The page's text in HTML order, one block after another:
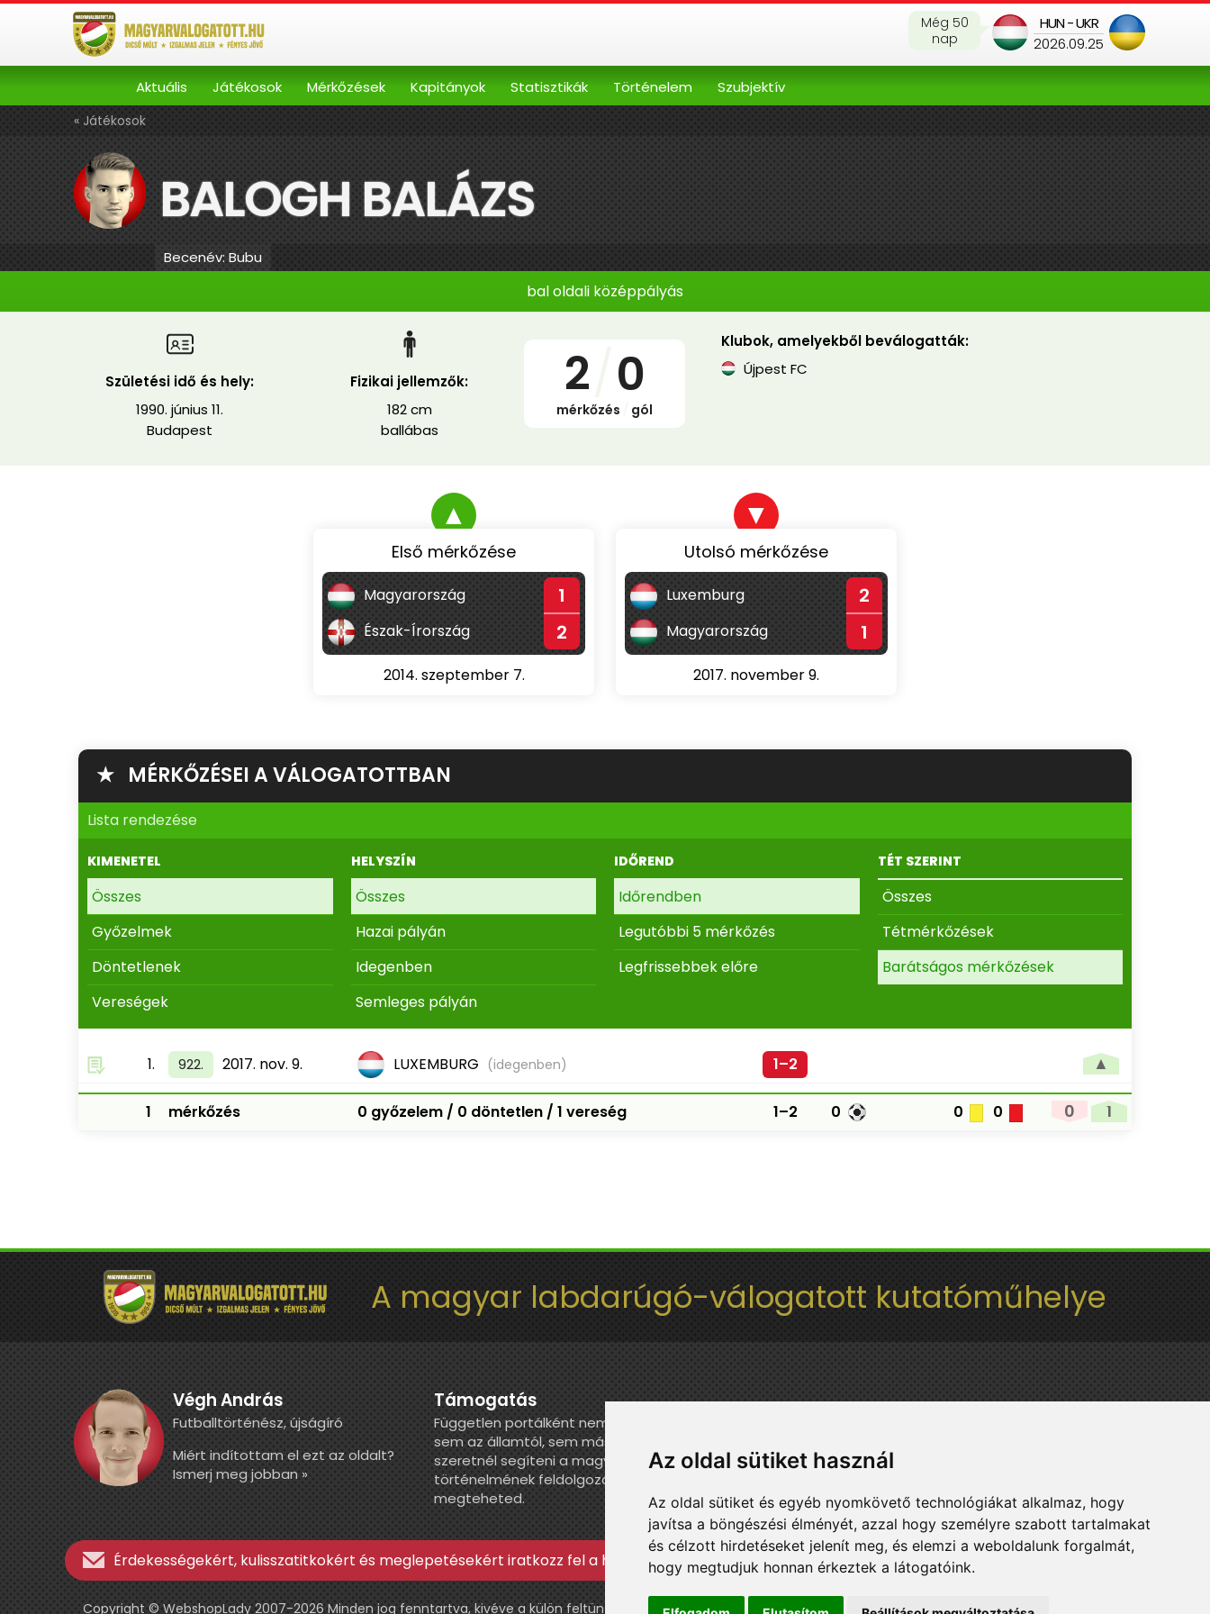
Az oldal sütiket használ
Az oldal sütiket és egyéb nyomkövető technológiákat alkalmaz, hogy
javítsa a böngészési élményét, azzal hogy személyre szabott tartalmakat
és célzott hirdetéseket jelenít meg, és elemzi a weboldalunk forgalmát,
hogy megtudjuk honnan érkeztek a látogatóink.
HUN - UKR
2026.09.25
Még 50
nap
Aktuális Játékosok Mérkőzések Kapitányok Statisztikák Történelem Szubjektív
« Játékosok
BALOGH BALÁZS
Becenév: Bubu
bal oldali középpályás
Születési idő és hely:
1990. június 11.
Budapest
Fizikai jellemzők:
182 cm
ballábas
2 0
mérkőzés gól
Klubok, amelyekből beválogatták:
Újpest FC
▲
Első mérkőzése
Magyarország 1
Észak-Írország 2
2014. szeptember 7.
▼
Utolsó mérkőzése
Luxemburg 2
Magyarország 1
2017. november 9.
★ MÉRKŐZÉSEI A VÁLOGATOTTBAN
Lista rendezése
KIMENETEL
Összes
Győzelmek
Döntetlenek
Vereségek
HELYSZÍN
Összes
Hazai pályán
Idegenben
Semleges pályán
IDŐREND
Időrendben
Legutóbbi 5 mérkőzés
Legfrissebbek előre
TÉT SZERINT
Összes
Tétmérkőzések
Barátságos mérkőzések
1. 922. 2017. nov. 9. LUXEMBURG (idegenben) 1–2 ▲
1 mérkőzés 0 győzelem / 0 döntetlen / 1 vereség 1–2 0 0 0 0 1
A magyar labdarúgó-válogatott kutatóműhelye
Végh András
Futballtörténész, újságíró
Miért indítottam el ezt az oldalt?
Ismerj meg jobban »
Támogatás
Független portálként nem kapunk juttatást
sem az államtól, sem más szervezettől. Ha
szeretnél segíteni a magyar válogatott
történelmének feldolgozásában, itt
megteheted.
Érdekességekért, kulisszatitkokért és meglepetésekért iratkozz fel a hírlevélre »
Copyright © WebshopLady 2007-2026 Minden jog fenntartva, kivéve a külön feltüntetett esetekben.